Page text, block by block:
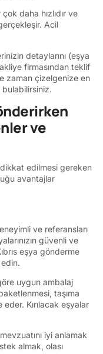
daha hızlıdır ve
Acil
detaylarını (eşya
firmasından teklif
zaman çizelgenize en
bulabilirsiniz.
ve
dikkat edilmesi gereken
avantajlar
ve referansları
güvenli ve
eşya gönderme
uygun ambalaj
taşıma
eder. Kırılacak eşyalar
mevzuatını iyi anlamak
almak, olası